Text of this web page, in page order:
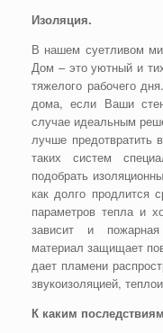
Изоляция.
В нашем суетливом
Дом – это уютный и
тяжелого рабочего
дома, если Ваши
случае идеальным
лучше предотвратить
таких систем
подобрать
как долго продлится
параметров тепла и
зависит и
материал защищает
дает пламени
звукоизоляцией,
К каким